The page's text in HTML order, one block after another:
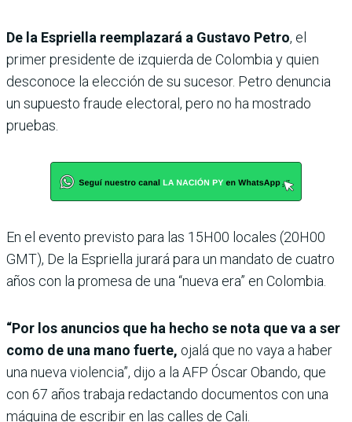
De la Espriella reemplazará a Gustavo Petro, el
primer presidente de izquierda de Colombia y quien
desconoce la elección de su sucesor. Petro denuncia
un supuesto fraude electoral, pero no ha mostrado
pruebas.
En el evento previsto para las 15H00 locales (20H00
GMT), De la Espriella jurará para un mandato de cuatro
años con la promesa de una “nueva era” en Colombia.
“Por los anuncios que ha hecho se nota que va a ser
como de una mano fuerte, ojalá que no vaya a haber
una nueva violencia”, dijo a la AFP Óscar Obando, que
con 67 años trabaja redactando documentos con una
máquina de escribir en las calles de Cali.